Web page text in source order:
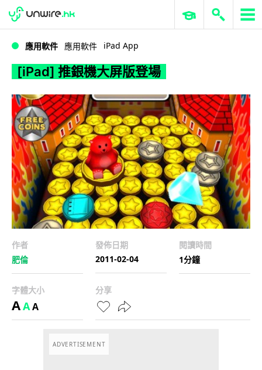
[iPad] 推銀機大屏版登場
WWDC 2026 ERP 與商業 AI
應用軟件 應用軟件 iPad App
[iPad] 推銀機大屏版登場
作者
肥倫
發佈日期
2011-02-04
閱讀時間
1分鐘
字體大小
AAA
分享
ADVERTISEMENT